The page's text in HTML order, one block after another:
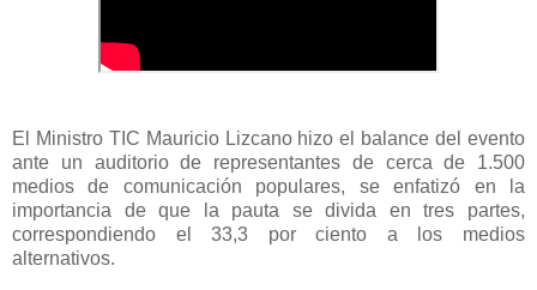
El Ministro TIC Mauricio Lizcano hizo el balance del evento
ante un auditorio de representantes de cerca de 1.500
medios de comunicación populares, se enfatizó en la
importancia de que la pauta se divida en tres partes,
correspondiendo el 33,3 por ciento a los medios
alternativos.